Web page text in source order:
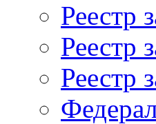
Реестр
Реестр
Реестр